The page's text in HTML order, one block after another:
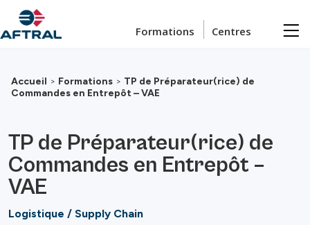
Passer au contenu principal
Formations Centres
Accueil > Formations > TP de Préparateur(rice) de
Commandes en Entrepôt – VAE
TP de Préparateur(rice) de
Commandes en Entrepôt –
VAE
Logistique / Supply Chain